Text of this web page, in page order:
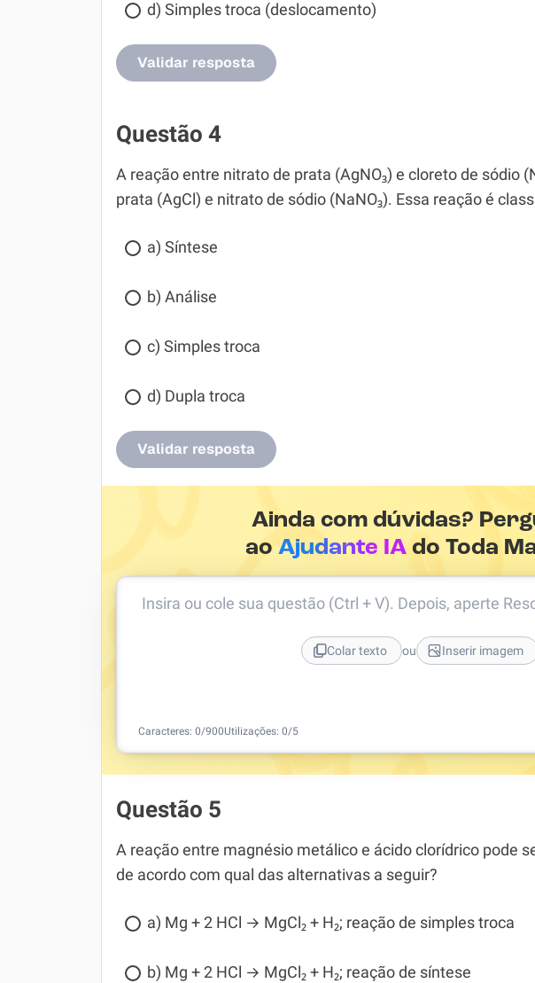
d) Simples troca (deslocamento)
Validar resposta
Questão 4
A reação entre nitrato de prata (AgNO₃) e cloreto de sódio
prata (AgCl) e nitrato de sódio (NaNO₃). Essa reação é
a) Síntese
b) Análise
c) Simples troca
d) Dupla troca
Validar resposta
Ainda com dúvidas?
aoAjudante IAdo Toda
Caracteres: 0/900Utilizações: 0/5
Insira ou cole sua questão (Ctrl + V). Depois, aperte
Colar texto ou Inserir imagem
Questão 5
A reação entre magnésio metálico e ácido clorídrico pode
de acordo com qual das alternativas a seguir?
a) Mg + 2 HCl → MgCl₂ + H₂; reação de simples troca
b) Mg + 2 HCl → MgCl₂ + H₂; reação de síntese